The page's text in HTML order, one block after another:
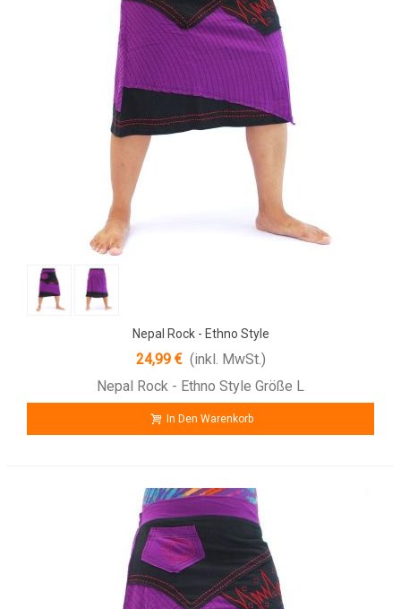
Nepal Rock - Ethno Style
24,99 € (inkl. MwSt.)
Nepal Rock - Ethno Style Größe L
In Den Warenkorb